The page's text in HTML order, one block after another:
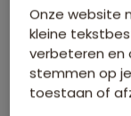
Onze website
kleine
verbeteren en
stemmen op
toestaan of